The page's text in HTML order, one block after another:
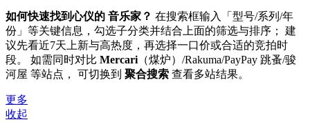
如何快速找到心仪的 音乐家？ 在搜索框输入「型号/系列/年
份」等关键信息，勾选子分类并结合上面的筛选与排序； 建
议先看近7天上新与高热度，再选择一口价或合适的竞拍时
段。 如需同时对比 Mercari （煤炉）/Rakuma/PayPay 跳蚤/骏
河屋 等站点， 可切换到 聚合搜索 查看多站结果。
更多
收起